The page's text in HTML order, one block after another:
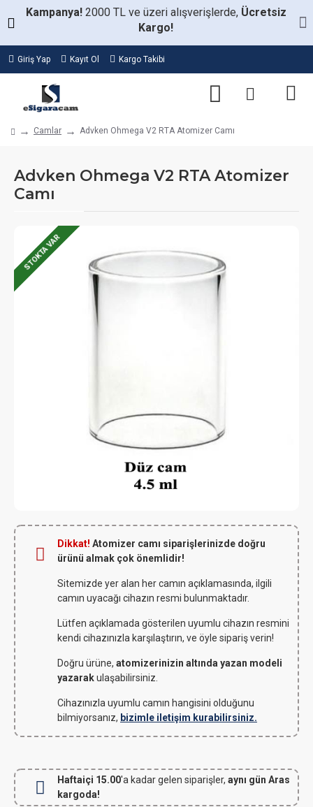
Kampanya! 2000 TL ve üzeri alışverişlerde, Ücretsiz
Kargo!
Giriş Yap Kayıt Ol Kargo Takibi
Camlar Advken Ohmega V2 RTA Atomizer Camı
Advken Ohmega V2 RTA Atomizer
Camı
STOKTA VAR
Dikkat! Atomizer camı siparişlerinizde doğru
ürünü almak çok önemlidir!
Sitemizde yer alan her camın açıklamasında, ilgili
camın uyacağı cihazın resmi bulunmaktadır.
Lütfen açıklamada gösterilen uyumlu cihazın resmini
kendi cihazınızla karşılaştırın, ve öyle sipariş verin!
Doğru ürüne, atomizerinizin altında yazan modeli
yazarakulaşabilirsiniz.
Cihazınızla uyumlu camın hangisini olduğunu
bilmiyorsanız, bizimle iletişim kurabilirsiniz.
Haftaiçi 15.00'a kadar gelen siparişler, aynı gün Aras
kargoda!